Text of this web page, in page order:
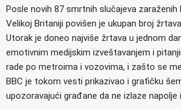
Posle novih 87 smrtnih slučajeva
Velikoj Britaniji povišen je ukupan broj
Utorak je doneo najviše žrtava u jednom
emotivnim medijskim izveštavanjem i
rade po metroima i vozovima, i zašto se
BBC je tokom vesti prikazivao i grafičku
upozoravajući građane da ne izlaze napolje